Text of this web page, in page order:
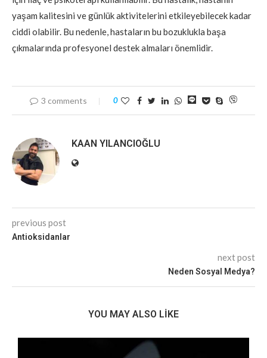
yaşam kalitesini ve günlük aktivitelerini etkileyebilecek kadar
ciddi olabilir. Bu nedenle, hastaların bu bozuklukla başa
çıkmalarında profesyonel destek almaları önemlidir.
3 comments 0
KAAN YILANCIOĞLU
previous post
Antioksidanlar
next post
Neden Sosyal Medya?
YOU MAY ALSO LIKE